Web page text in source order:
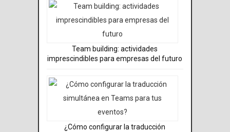
Team building: actividades
imprescindibles para empresas del futuro
¿Cómo configurar la traducción